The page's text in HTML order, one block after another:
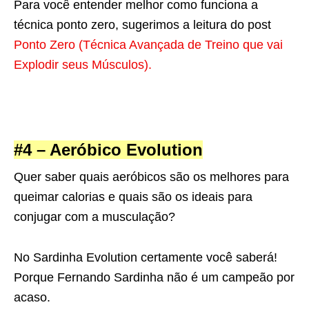
Para você entender melhor como funciona a
técnica ponto zero, sugerimos a leitura do post
Ponto Zero (Técnica Avançada de Treino que vai
Explodir seus Músculos).
#4 – Aeróbico Evolution
Quer saber quais aeróbicos são os melhores para
queimar calorias e quais são os ideais para
conjugar com a musculação?
No Sardinha Evolution certamente você saberá!
Porque Fernando Sardinha não é um campeão por
acaso.